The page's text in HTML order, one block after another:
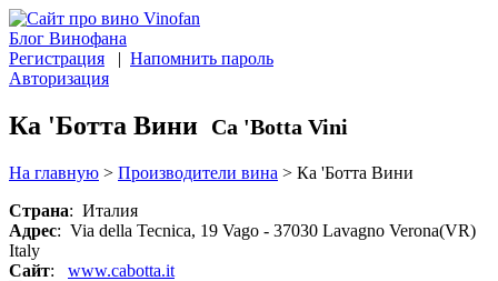
Блог Винофана
Регистрация | Напомнить пароль
Авторизация
Ка 'Ботта Вини Ca 'Botta Vini
На главную > Производители вина > Ка 'Ботта Вини
Страна: Италия
Адрес: Via della Tecnica, 19 Vago - 37030 Lavagno Verona(VR)
Italy
Сайт: www.cabotta.it